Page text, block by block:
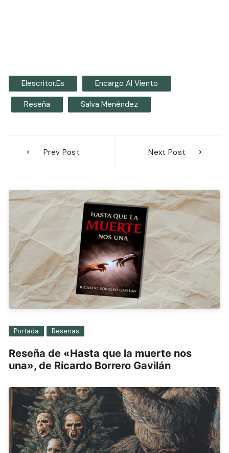
Elescritor.es Encargo Al Viento
Reseña Salva Menéndez
Prev Post Next Post
Portada Reseñas
Reseña de «Hasta que la muerte nos
una», de Ricardo Borrero Gavilán